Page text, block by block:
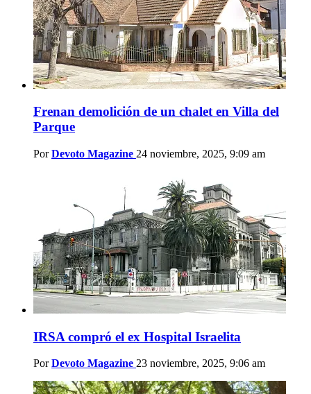
Frenan demolición de un chalet en Villa del
Parque
Por Devoto Magazine 24 noviembre, 2025, 9:09 am
IRSA compró el ex Hospital Israelita
Por Devoto Magazine 23 noviembre, 2025, 9:06 am